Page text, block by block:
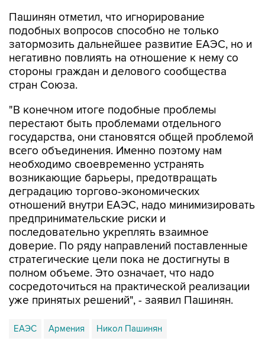
Пашинян отметил, что игнорирование
подобных вопросов способно не только
затормозить дальнейшее развитие ЕАЭС, но и
негативно повлиять на отношение к нему со
стороны граждан и делового сообщества
стран Союза.
"В конечном итоге подобные проблемы
перестают быть проблемами отдельного
государства, они становятся общей проблемой
всего объединения. Именно поэтому нам
необходимо своевременно устранять
возникающие барьеры, предотвращать
деградацию торгово-экономических
отношений внутри ЕАЭС, надо минимизировать
предпринимательские риски и
последовательно укреплять взаимное
доверие. По ряду направлений поставленные
стратегические цели пока не достигнуты в
полном объеме. Это означает, что надо
сосредоточиться на практической реализации
уже принятых решений", - заявил Пашинян.
ЕАЭС Армения Никол Пашинян